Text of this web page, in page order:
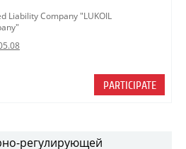
Liability Company "LUKOIL
PARTICIPATE
регулирующей